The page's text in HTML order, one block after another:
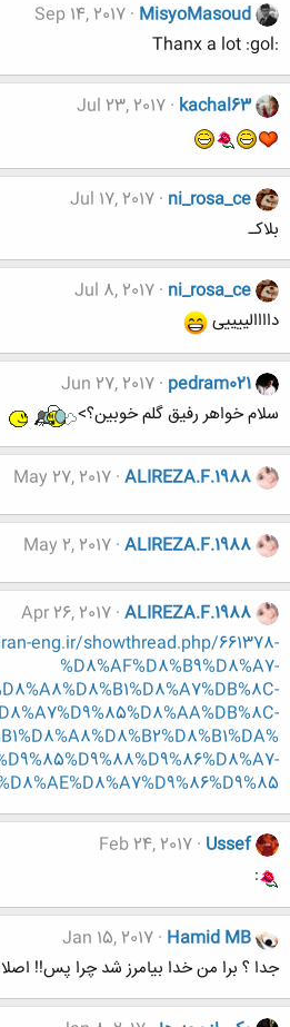
MisyoMasoud
Sep 14, 2017
:Thanx a lot :gol
kachal63
Jul 23, 2017
ni_rosa_ce
Jul 17, 2017
بلاکـ
ni_rosa_ce
Jul 8, 2017
داااالییییی
pedram021
Jun 27, 2017
سلام خواهر رفیق گلم خوبین؟>
ALIREZA.F.1988
May 27, 2017
ALIREZA.F.1988
May 2, 2017
ALIREZA.F.1988
Apr 26, 2017
eng.ir/showthread.php/661378-
%D8%AF%D8%B9%D8%A7-
Ussef
Feb 24, 2017
:
Hamid MB
Jan 15, 2017
جدا ؟ برا من خدا بیامرز شد چرا پس!!